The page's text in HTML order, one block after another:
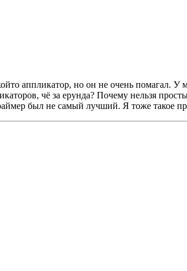
аппликатор, но он не очень помагал. У
чё за ерунда? Почему нельзя
был не самый лучший. Я тоже такое